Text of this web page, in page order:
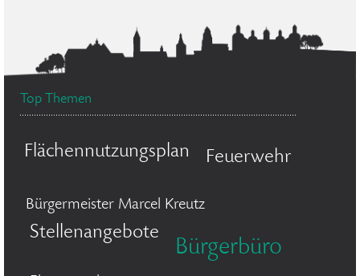
Top Themen
Flächennutzungsplan Feuerwehr
Bürgermeister Marcel Kreutz
Stellenangebote
Bürgerbüro